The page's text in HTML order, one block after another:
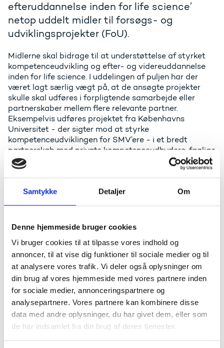
Samtykke Detaljer Om
Denne hjemmeside bruger cookies
Vi bruger cookies til at tilpasse vores indhold og
annoncer, til at vise dig funktioner til sociale medier og til
at analysere vores trafik. Vi deler også oplysninger om
din brug af vores hjemmeside med vores partnere inden
for sociale medier, annonceringspartnere og
analysepartnere. Vores partnere kan kombinere disse
data med andre oplysninger, du har givet dem, eller som
de har indsamlet fra din brug af deres tjenester.
efteruddannelse inden for life science’
netop uddelt midler til forsøgs- og
udviklingsprojekter (FoU).
Midlerne skal bidrage til at understøttelse af styrket
kompetenceudvikling og efter- og videreuddannelse
inden for life science. I uddelingen af puljen har der
været lagt særlig vægt på, at de ansøgte projekter
skulle skal udføres i forpligtende samarbejde eller
partnerskaber mellem flere relevante partner.
Eksempelvis udføres projektet fra Københavns
Universitet - der sigter mod at styrke
kompetenceudviklingen for SMV’ere - i et bredt
partnerskab med private kompetenceudbydere, faglige
organisationer og organisationer der understøtter
SMV’erne.
Midlerne stammer fra den politiske aftale om Strategi
for life science, som den daværende regering vedtog i
Der er i alt uddelt midler til tre projekter:
Københavns Universitet (Hovedsansøger): Udvikling
af koncept for kompetenceudvikling af SMV'er
inden for Life Science. Bevilliget 1.488.580 kr.
Aalborg Universitet (Hovedsansøger): Udvikling af
efteruddannelsesmodul i Teknologivurdering af
digitale sundhedsteknologier. Bevilliget 1.129.719 kr.
DTU (Hovedsansøger): Livets molekyler –
bæredygtig fremtid. Bevilliget 1.034.400 kr.